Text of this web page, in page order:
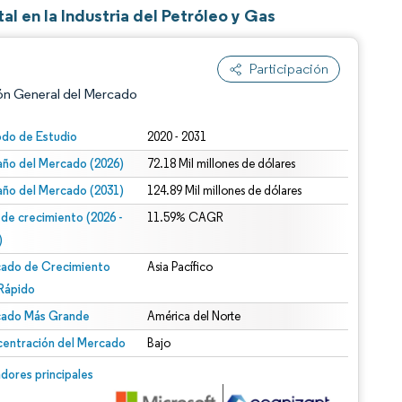
en la Industria del Petróleo y Gas
Participación
General del Mercado
de Estudio 2020 - 2031
del Mercado (2026) 72.18 Mil millones de dólares
del Mercado (2031) 124.89 Mil millones de dólares
de crecimiento (2026 -
11.59% CAGR
de Crecimiento
Asia Pacífico
Más Grande América del Norte
del Mercado Bajo
principales
© Mordor Intelligence. El uso requiere atribución según CC BY 4.0.
CC BY 4.0.